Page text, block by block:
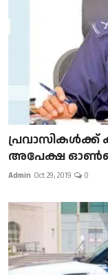
പ്രവാസികള്‍ക്ക്
അപേക്ഷ
Admin Oct 29, 2019 0